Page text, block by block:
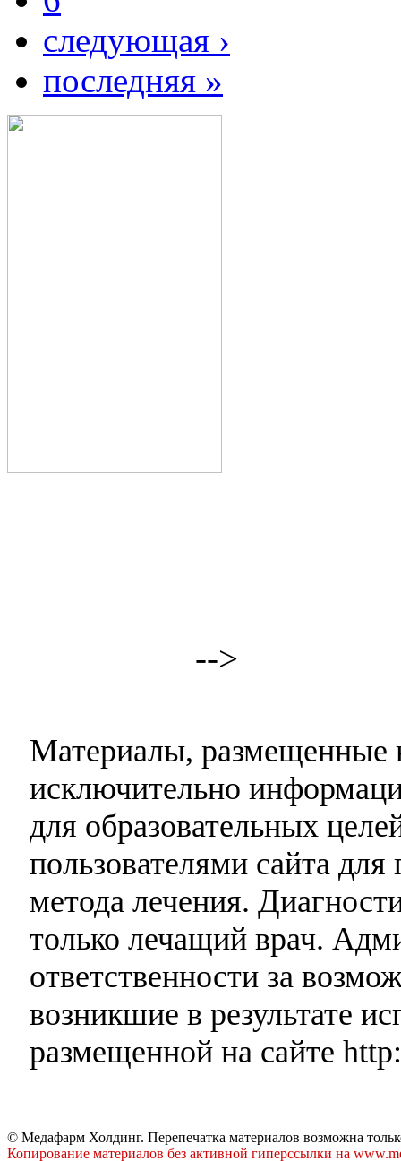
следующая ›
последняя »
-->
Материалы, размещенные
исключительно
для образовательных
пользователями сайта
метода лечения.
только лечащий врач.
ответственности за
возникшие в результате
размещенной на сайте
© Медафарм Холдинг. Перепечатка материалов возможна
Копирование материалов без активной гиперссылки на